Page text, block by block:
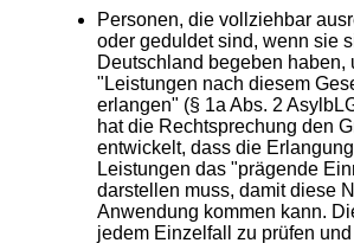
Personen, die vollziehbar
oder geduldet sind, wenn sie
Deutschland begeben haben,
"Leistungen nach diesem
erlangen" (§ 1a Abs. 2
hat die Rechtsprechung den
entwickelt, dass die
Leistungen das "prägende
darstellen muss, damit diese
Anwendung kommen kann.
jedem Einzelfall zu prüfen